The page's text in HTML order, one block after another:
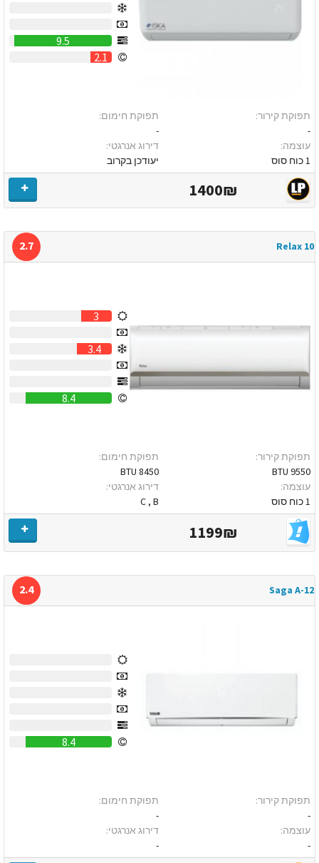
9.5
2.1
תפוקת קירור:
-
עוצמה:
1 כוח סוס
תפוקת חימום:
-
דירוג אנרגטי:
יעודכן בקרוב
1400₪
Relax 10
2.7
3
3.4
8.4
תפוקת קירור:
9550 BTU
עוצמה:
1 כוח סוס
תפוקת חימום:
8450 BTU
דירוג אנרגטי:
C , B
1199₪
Saga A-12
2.4
8.4
תפוקת קירור:
-
עוצמה:
-
תפוקת חימום:
-
דירוג אנרגטי:
-